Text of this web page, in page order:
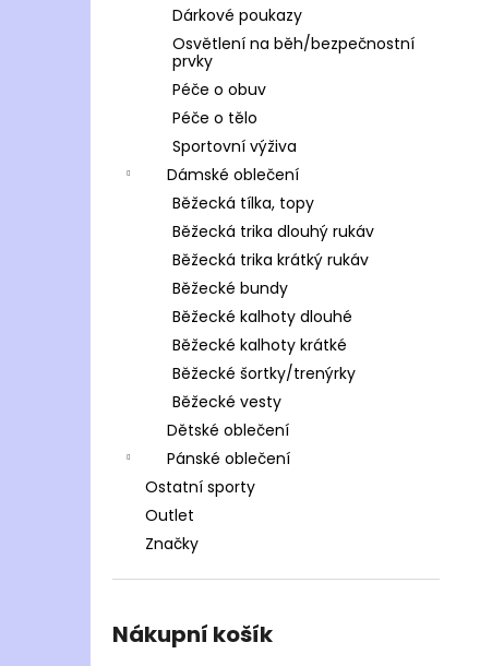
Dárkové poukazy
Osvětlení na běh/bezpečnostní
prvky
Péče o obuv
Péče o tělo
Sportovní výživa
Dámské oblečení
Běžecká tílka, topy
Běžecká trika dlouhý rukáv
Běžecká trika krátký rukáv
Běžecké bundy
Běžecké kalhoty dlouhé
Běžecké kalhoty krátké
Běžecké šortky/trenýrky
Běžecké vesty
Dětské oblečení
Pánské oblečení
Ostatní sporty
Outlet
Značky
Nákupní košík